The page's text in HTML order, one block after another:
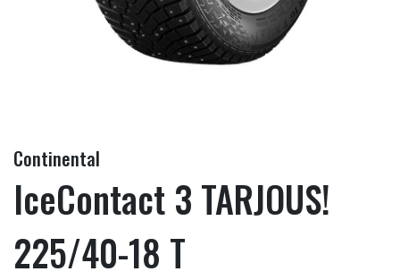
Continental
IceContact 3 TARJOUS!
225/40-18 T